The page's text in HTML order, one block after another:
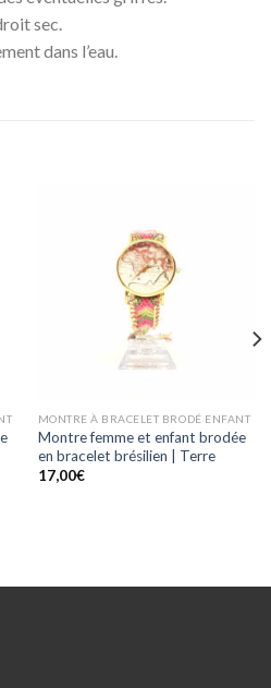
sec.
dans l’eau.
MONTRE À BRACELET BRODÉ ENFANT
Montre femme et enfant brodée
en bracelet brésilien | Terre
17,00€